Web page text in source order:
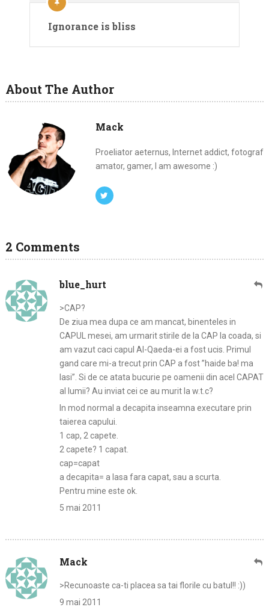
Ignorance is bliss
About The Author
Mack
Proeliator aeternus, Internet addict, fotograf
amator, gamer, I am awesome :)
2 Comments
blue_hurt
>CAP?
De ziua mea dupa ce am mancat, binenteles in
CAPUL mesei, am urmarit stirile de la CAP la coada, si
am vazut caci capul Al-Qaeda-ei a fost ucis. Primul
gand care mi-a trecut prin CAP a fost ”haide ba! ma
lasi”. Si de ce atata bucurie pe oamenii din acel CAPAT
al lumii? Au inviat cei ce au murit la w.t.c?
In mod normal a decapita inseamna executare prin
taierea capului.
1 cap, 2 capete.
2 capete? 1 capat.
cap=capat
a decapita= a lasa fara capat, sau a scurta.
Pentru mine este ok.
5 mai 2011
Mack
>Recunoaste ca-ti placea sa tai florile cu batul!! :))
9 mai 2011